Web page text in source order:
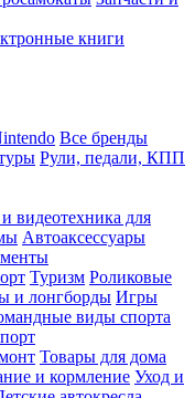
книги
Все бренды
Рули, педали, КПП
видеотехника для
Автоаксессуары
Туризм Роликовые
и лонгборды Игры
виды спорта
Товары для дома
и кормление Уход и